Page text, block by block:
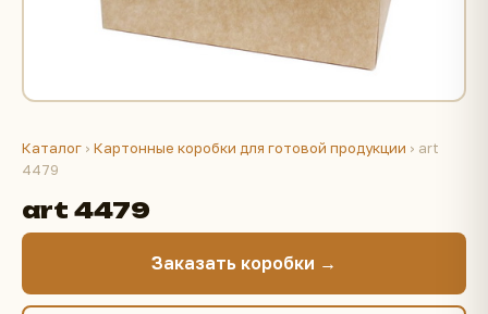
Каталог › Картонные коробки для готовой продукции › art
4479
art 4479
Заказать коробки →